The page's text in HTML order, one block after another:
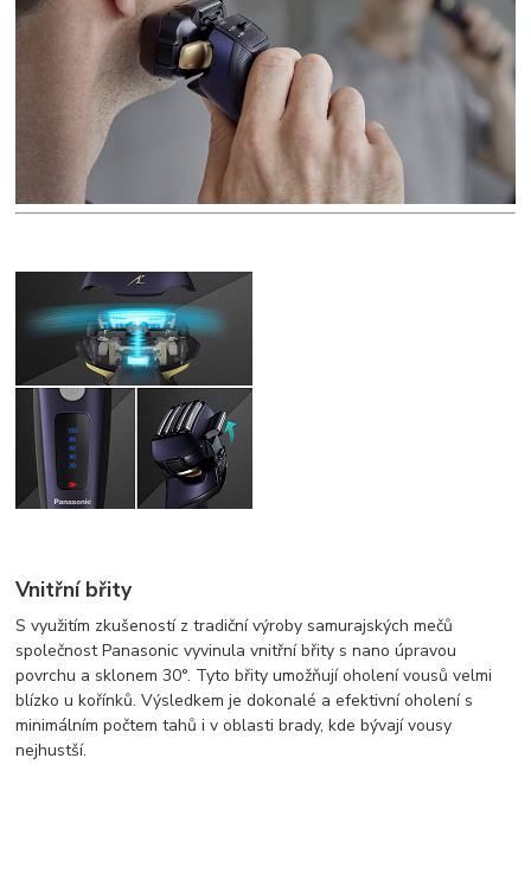
Vnitřní břity
S využitím zkušeností z tradiční výroby samurajských mečů
společnost Panasonic vyvinula vnitřní břity s nano úpravou
povrchu a sklonem 30°. Tyto břity umožňují oholení vousů velmi
blízko u kořínků. Výsledkem je dokonalé a efektivní oholení s
minimálním počtem tahů i v oblasti brady, kde bývají vousy
nejhustší.